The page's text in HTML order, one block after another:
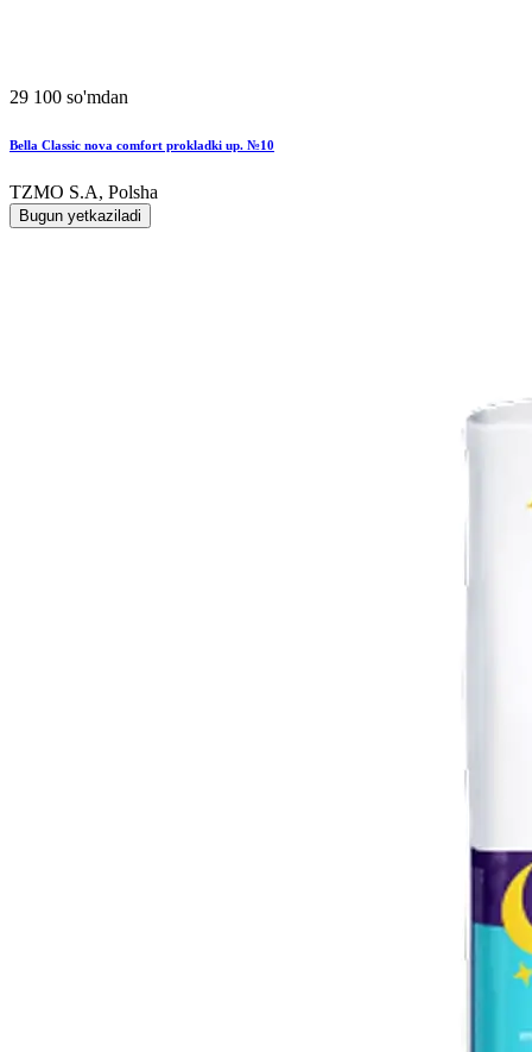
29 100 so'mdan
Bella Classic nova comfort prokladki up. №10
TZMO S.A, Polsha
Bugun yetkaziladi